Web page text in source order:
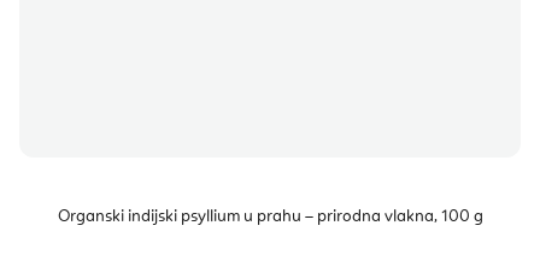
Organski indijski psyllium u prahu – prirodna vlakna, 100 g